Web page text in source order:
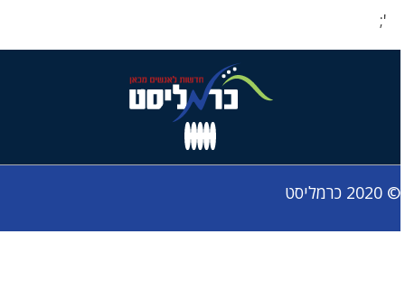
';
© 2020 כרמליסט